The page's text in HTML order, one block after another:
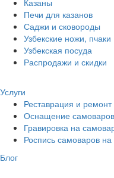
Казаны
Печи для казанов
Саджи и сковороды
Узбекские ножи, пчаки
Узбекская посуда
Распродажи и скидки
Услуги
Реставрация и
Оснащение
Гравировка на
Роспись самоваров на
Блог